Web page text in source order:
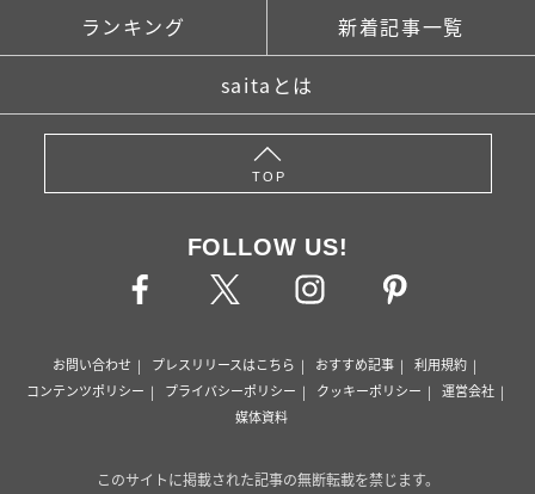
ランキング 新着記事一覧
saitaとは
TOP
FOLLOW US!
お問い合わせ プレスリリースはこちら おすすめ記事
利用規約
コンテンツポリシー
プライバシーポリシー クッキーポリシー
運営会社
媒体資料
このサイトに掲載された記事の無断転載を禁じます。